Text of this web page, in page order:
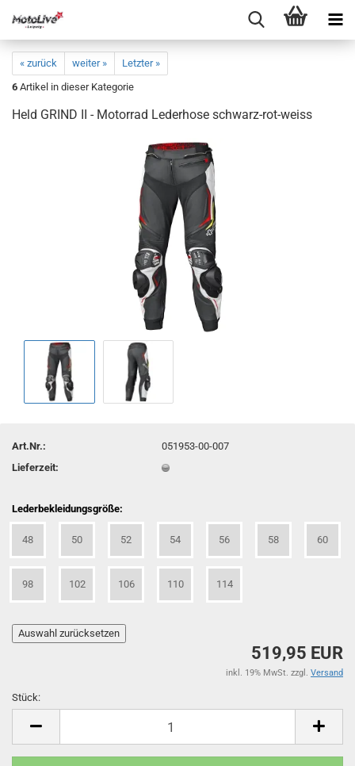
« zurück weiter »
Letzter »
6 Artikel in dieser Kategorie
Held GRIND II - Motorrad Lederhose schwarz-rot-weiss
Art.Nr.:
051953-00-007
Lieferzeit:
Lederbekleidungsgröße:
48 50 52 54 56 58 60
98 102 106 110 114
519,95 EUR
inkl. 19% MwSt. zzgl. Versand
Stück: